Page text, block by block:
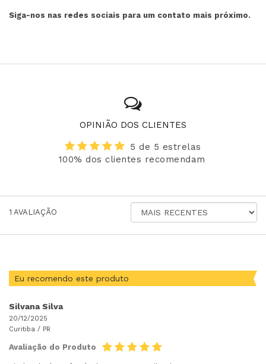
Siga-nos nas redes sociais para um contato mais próximo.
OPINIÃO DOS CLIENTES
5 de 5 estrelas
100% dos clientes recomendam
1 AVALIAÇÃO
AVALIAÇÕES
Eu recomendo este produto
Silvana Silva
20/12/2025
Curitiba / PR
Avaliação do Produto